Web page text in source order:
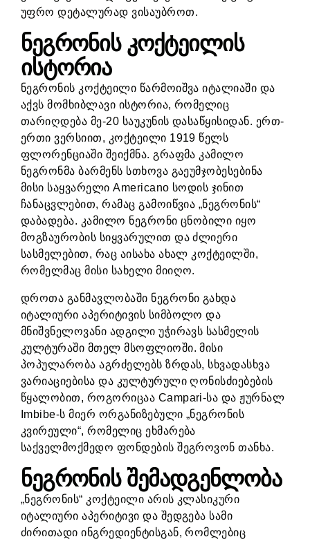
უფრო დეტალურად ვისაუბროთ.
ნეგრონის კოქტეილის
ისტორია
ნეგრონის კოქტეილი წარმოიშვა იტალიაში და
აქვს მომხიბლავი ისტორია, რომელიც
თარიღდება მე-20 საუკუნის დასაწყისიდან. ერთ-
ერთი ვერსიით, კოქტეილი 1919 წელს
ფლორენციაში შეიქმნა. გრაფმა კამილო
ნეგრონმა ბარმენს სთხოვა გაეუმჯობესებინა
მისი საყვარელი Americano სოდის ჯინით
ჩანაცვლებით, რამაც გამოიწვია „ნეგრონის“
დაბადება. კამილო ნეგრონი ცნობილი იყო
მოგზაურობის სიყვარულით და ძლიერი
სასმელებით, რაც აისახა ახალ კოქტეილში,
რომელმაც მისი სახელი მიიღო.
დროთა განმავლობაში ნეგრონი გახდა
იტალიური აპერიტივის სიმბოლო და
მნიშვნელოვანი ადგილი უჭირავს სასმელის
კულტურაში მთელ მსოფლიოში. მისი
პოპულარობა აგრძელებს ზრდას, სხვადასხვა
ვარიაციებისა და კულტურული ღონისძიებების
წყალობით, როგორიცაა Campari-სა და ჟურნალ
Imbibe-ს მიერ ორგანიზებული „ნეგრონის
კვირეული“, რომელიც ეხმარება
საქველმოქმედო ფონდების შეგროვონ თანხა.
ნეგრონის შემადგენლობა
„ნეგრონის“ კოქტეილი არის კლასიკური
იტალიური აპერიტივი და შედგება სამი
ძირითადი ინგრედიენტისგან, რომლებიც